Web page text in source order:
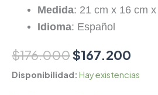
Medida: 21 cm x 16 cm
Idioma: Español
$176.000$167.200
Disponibilidad: Hay existencias